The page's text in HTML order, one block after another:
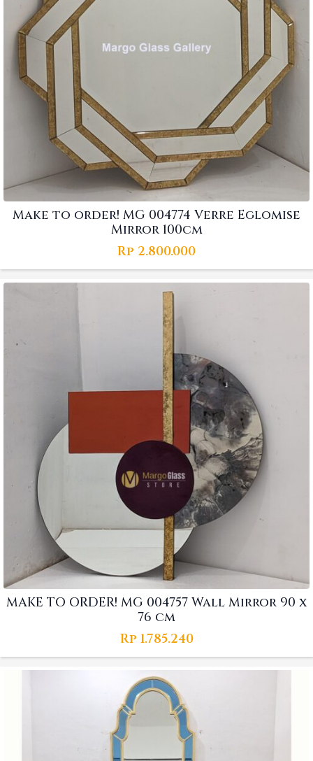
Make to order! MG 004774 Verre Eglomise
Mirror 100cm
Rp 2.800.000
MAKE TO ORDER! MG 004757 Wall Mirror 90 x
76 cm
Rp 1.785.240